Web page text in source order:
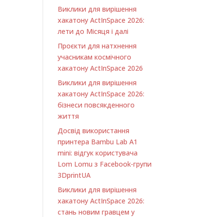
Виклики для вирішення
хакатону ActInSpace 2026:
лети до Місяця і далі
Проєкти для натхнення
учасникам космічного
хакатону ActInSpace 2026
Виклики для вирішення
хакатону ActInSpace 2026:
бізнеси повсякденного
життя
Досвід використання
принтера Bambu Lab A1
minі: відгук користувача
Lom Lomu з Facebook-групи
3DprintUA
Виклики для вирішення
хакатону ActInSpace 2026:
стань новим гравцем у